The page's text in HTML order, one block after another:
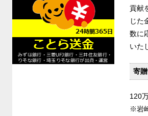
貢献
じた
数に
いた
寄
120
※岩